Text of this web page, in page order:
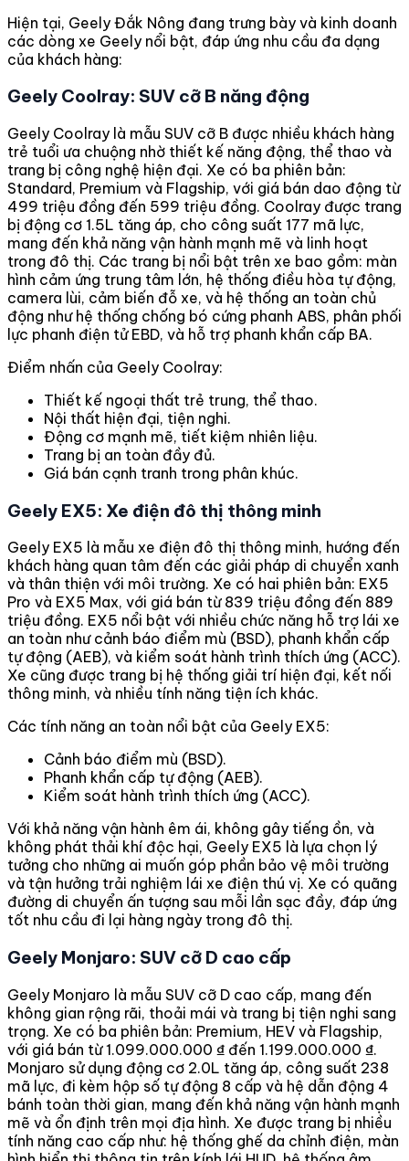
Hiện tại, Geely Đắk Nông đang trưng bày và kinh doanh
các dòng xe Geely nổi bật, đáp ứng nhu cầu đa dạng
của khách hàng:
Geely Coolray: SUV cỡ B năng động
Geely Coolray là mẫu SUV cỡ B được nhiều khách hàng
trẻ tuổi ưa chuộng nhờ thiết kế năng động, thể thao và
trang bị công nghệ hiện đại. Xe có ba phiên bản:
Standard, Premium và Flagship, với giá bán dao động từ
499 triệu đồng đến 599 triệu đồng. Coolray được trang
bị động cơ 1.5L tăng áp, cho công suất 177 mã lực,
mang đến khả năng vận hành mạnh mẽ và linh hoạt
trong đô thị. Các trang bị nổi bật trên xe bao gồm: màn
hình cảm ứng trung tâm lớn, hệ thống điều hòa tự động,
camera lùi, cảm biến đỗ xe, và hệ thống an toàn chủ
động như hệ thống chống bó cứng phanh ABS, phân phối
lực phanh điện tử EBD, và hỗ trợ phanh khẩn cấp BA.
Điểm nhấn của Geely Coolray:
Thiết kế ngoại thất trẻ trung, thể thao.
Nội thất hiện đại, tiện nghi.
Động cơ mạnh mẽ, tiết kiệm nhiên liệu.
Trang bị an toàn đầy đủ.
Giá bán cạnh tranh trong phân khúc.
Geely EX5: Xe điện đô thị thông minh
Geely EX5 là mẫu xe điện đô thị thông minh, hướng đến
khách hàng quan tâm đến các giải pháp di chuyển xanh
và thân thiện với môi trường. Xe có hai phiên bản: EX5
Pro và EX5 Max, với giá bán từ 839 triệu đồng đến 889
triệu đồng. EX5 nổi bật với nhiều chức năng hỗ trợ lái xe
an toàn như cảnh báo điểm mù (BSD), phanh khẩn cấp
tự động (AEB), và kiểm soát hành trình thích ứng (ACC).
Xe cũng được trang bị hệ thống giải trí hiện đại, kết nối
thông minh, và nhiều tính năng tiện ích khác.
Các tính năng an toàn nổi bật của Geely EX5:
Cảnh báo điểm mù (BSD).
Phanh khẩn cấp tự động (AEB).
Kiểm soát hành trình thích ứng (ACC).
Với khả năng vận hành êm ái, không gây tiếng ồn, và
không phát thải khí độc hại, Geely EX5 là lựa chọn lý
tưởng cho những ai muốn góp phần bảo vệ môi trường
và tận hưởng trải nghiệm lái xe điện thú vị. Xe có quãng
đường di chuyển ấn tượng sau mỗi lần sạc đầy, đáp ứng
tốt nhu cầu đi lại hàng ngày trong đô thị.
Geely Monjaro: SUV cỡ D cao cấp
Geely Monjaro là mẫu SUV cỡ D cao cấp, mang đến
không gian rộng rãi, thoải mái và trang bị tiện nghi sang
trọng. Xe có ba phiên bản: Premium, HEV và Flagship,
với giá bán từ 1.099.000.000 ₫ đến 1.199.000.000 ₫.
Monjaro sử dụng động cơ 2.0L tăng áp, công suất 238
mã lực, đi kèm hộp số tự động 8 cấp và hệ dẫn động 4
bánh toàn thời gian, mang đến khả năng vận hành mạnh
mẽ và ổn định trên mọi địa hình. Xe được trang bị nhiều
tính năng cao cấp như: hệ thống ghế da chỉnh điện, màn